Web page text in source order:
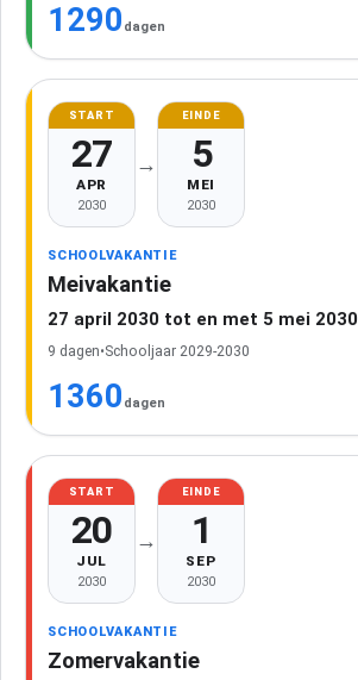
1290 dagen
START
27
APR
2030
→
EINDE
5
MEI
2030
SCHOOLVAKANTIE
Meivakantie
27 april 2030 tot en met 5 mei 2030
9 dagen•Schooljaar 2029-2030
1360 dagen
START
20
JUL
2030
→
EINDE
1
SEP
2030
SCHOOLVAKANTIE
Zomervakantie